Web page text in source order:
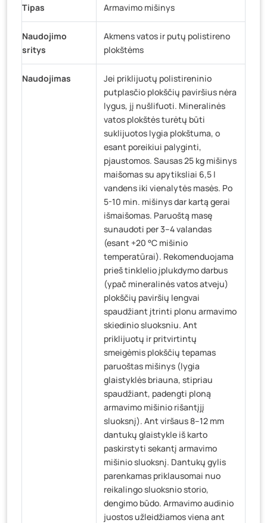
Tipas Armavimo mišinys
Naudojimo
sritys
Akmens vatos ir putų polistireno
plokštėms
Naudojimas
Jei priklijuotų polistireninio
putplasčio plokščių paviršius nėra
lygus, jį nušlifuoti. Mineralinės
vatos plokštės turėtų būti
suklijuotos lygia plokštuma, o
esant poreikiui palyginti,
pjaustomos. Sausas 25 kg mišinys
maišomas su apytiksliai 6,5 l
vandens iki vienalytės masės. Po
5-10 min. mišinys dar kartą gerai
išmaišomas. Paruoštą masę
sunaudoti per 3–4 valandas
(esant +20 °C mišinio
temperatūrai). Rekomenduojama
prieš tinklelio įplukdymo darbus
(ypač mineralinės vatos atveju)
plokščių paviršių lengvai
spaudžiant įtrinti plonu armavimo
skiedinio sluoksniu. Ant
priklijuotų ir pritvirtintų
smeigėmis plokščių tepamas
paruoštas mišinys (lygia
glaistyklės briauna, stipriau
spaudžiant, padengti ploną
armavimo mišinio rišantįjį
sluoksnį). Ant viršaus 8–12 mm
dantukų glaistykle iš karto
paskirstyti sekantį armavimo
mišinio sluoksnį. Dantukų gylis
parenkamas priklausomai nuo
reikalingo sluoksnio storio,
dengimo būdo. Armavimo audinio
juostos užleidžiamos viena ant